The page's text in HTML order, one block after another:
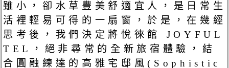
雖小，卻水草豐美舒適宜人，是日常生
活裡輕易可得的⼀扇窗，於是，在幾經
思考後，我們決定將悅徠館 JOYFUL
TEL，絕非尋常的全新旅宿體驗，結
合圓融練達的高雅宅邸風(Sophistic